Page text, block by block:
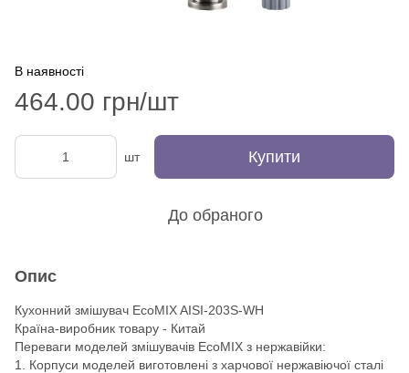
В наявності
464.00 грн/шт
шт Купити
До обраного
Опис
Кухонний змішувач EcoMIX AISI-203S-WH
Країна-виробник товару - Китай
Переваги моделей змішувачів EcoMIX з нержавійки:
1. Корпуси моделей виготовлені з харчової нержавіючої сталі